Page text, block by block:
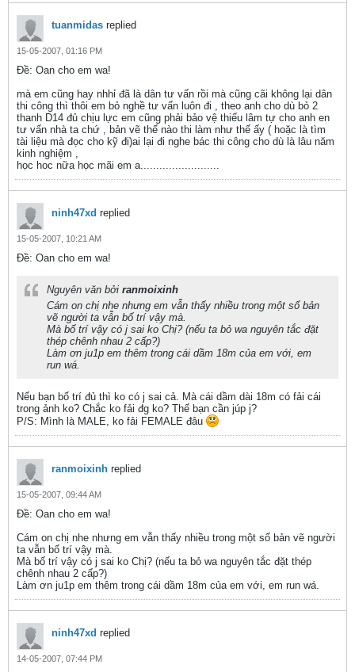
tuanmidas replied
15-05-2007, 01:16 PM
Ðề: Oan cho em wa!
mà em cũng hay nhhỉ đã là dân tư vấn rồi mà cũng cãi không lại dân
thi công thì thôi em bỏ nghề tư vấn luôn đi , theo anh cho dù bỏ 2
thanh D14 đủ chịu lực em cũng phải bảo vệ thiếu lâm tự cho anh en
tư vấn nhà ta chứ , bản vẽ thế nào thi làm như thế ấy ( hoặc là tìm
tài liệu mà đọc cho kỹ đi)ai lại đi nghe bác thi công cho dù là lâu năm
kinh nghiệm ,
học hoc nữa học mãi em a.........................
ninh47xd replied
15-05-2007, 10:21 AM
Ðề: Oan cho em wa!
Nguyên văn bởi ranmoixinh
Cám on chị nhe nhưng em vẫn thấy nhiều trong một số bản
vẽ người ta vẫn bố trí vậy mà.
Mà bố trí vậy có j sai ko Chị? (nếu ta bỏ wa nguyên tắc đặt
thép chênh nhau 2 cấp?)
Làm ơn ju1p em thêm trong cái dầm 18m của em với, em
run wá.
Nếu bạn bố trí đủ thì ko có j sai cả. Mà cái dầm dài 18m có fải cái
trong ảnh ko? Chắc ko fải đg ko? Thế bạn cần júp j?
P/S: Mình là MALE, ko fải FEMALE đâu
ranmoixinh replied
15-05-2007, 09:44 AM
Ðề: Oan cho em wa!
Cám on chị nhe nhưng em vẫn thấy nhiều trong một số bản vẽ người
ta vẫn bố trí vậy mà.
Mà bố trí vậy có j sai ko Chị? (nếu ta bỏ wa nguyên tắc đặt thép
chênh nhau 2 cấp?)
Làm ơn ju1p em thêm trong cái dầm 18m của em với, em run wá.
ninh47xd replied
14-05-2007, 07:44 PM